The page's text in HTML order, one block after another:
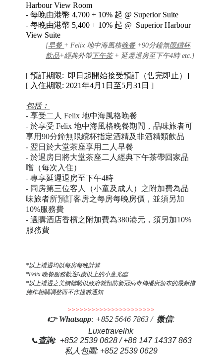
Harbour View Room
-每晚由港幣 4,700 + 10% 起 @ Superior Suite
-每晚由港幣 5,400 + 10% 起 @ Superior Harbour
View Suite
[早餐 + Felix 地中海風格晚餐+90分鐘無限續杯
飲品+經典外帶下午茶+ 延遲退房至下午4時 etc.]
[ 預訂期限: 即日起開始接受預訂（售完即止）]
[ 入住期限: 2021年4月1日至5月31日 ]
包括︰
- 享受二人 Felix 地中海風格晚餐
- 於享受 Felix 地中海風格晚餐期間，品味旅者可
享用90分鐘無限續杯指定酒精及非酒精類飲品
- 翌日於大堂茶座享用二人早餐
- 於退房日將大堂茶座二人經典下午茶帶回家品
嚐（每次入住）
- 專享延遲退房至下午4時
- 同房第三位客人（小童及成人）之附加費為品
味旅者所預訂客房之每房每晚房價，並須另加
10%服務費
- 選購酒店香檳之附加費為380港元，須另加10%
服務費
*以上禮遇均以每房每晚計算
*Felix 晚餐服務歡迎6歲以上的小童光臨
*以上禮遇之美饌體驗以政府就預防新冠病毒傳播所頒布的最新措
施作相關調整而不作提前通知
>>>>>>>>>>>>>>>>>>>>>>
👉 Whatsapp: +852 5646 7863 / 微信:
Luxetravelhk
📞查詢: +852 2539 0628 / +86 147 14337 863
私人包團: +852 2539 0629